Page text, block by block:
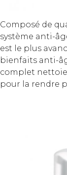
Composé de
système anti-
est le plus
bienfaits anti-
complet
pour la rendre